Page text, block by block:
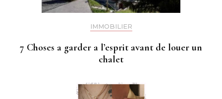
IMMOBILIER
7 Choses a garder a l’esprit avant de louer un
chalet